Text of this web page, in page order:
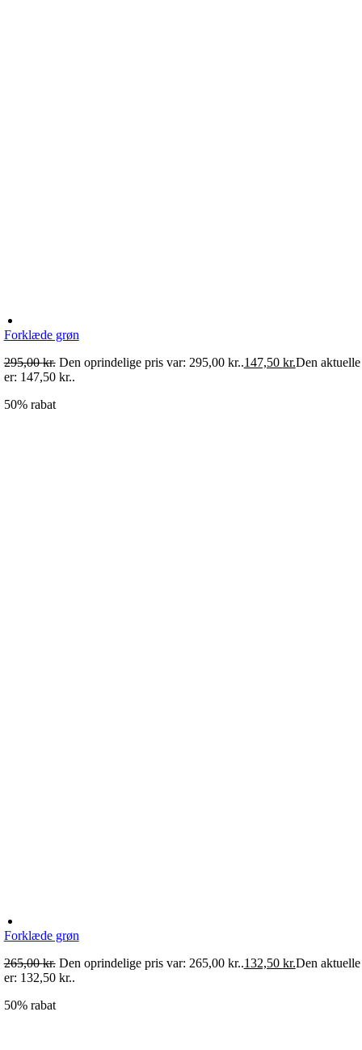
Forklæde grøn
295,00kr. Den oprindelige pris var: 295,00 kr..147,50 kr.Den
er: 147,50 kr..
50% rabat
Forklæde grøn
265,00kr. Den oprindelige pris var: 265,00 kr..132,50 kr.Den
er: 132,50 kr..
50% rabat